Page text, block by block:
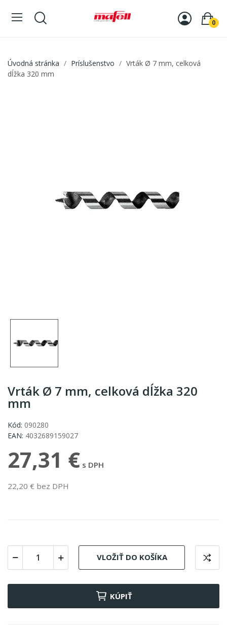
0
Úvodná stránka Príslušenstvo
Vrták Ø 7 mm, celková
dĺžka 320 mm
Vrták Ø 7 mm, celková dĺžka 320
mm
Kód: 090280
EAN: 4032689159027
27,31 € s DPH
22,20 € bez DPH
VLOŽIŤ DO KOŠÍKA
KÚPIŤ